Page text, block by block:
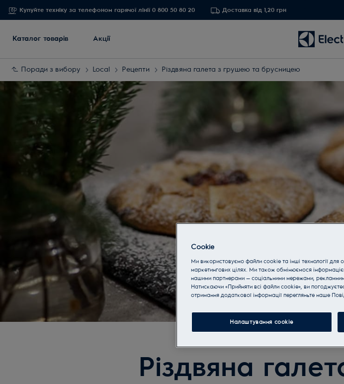
Купуйте техніку за телефоном гарячої лінії 0 800 50 80 20 Доставка від 1,20 грн
Каталог товарів Акції
Поради з вибору Local Рецепти Різдвяна галета з грушею та брусницею
Різдвяна
Cookie
Ми використовуємо файли cookie та інші технології для
маркетингових цілях. Ми також обмінюємося
нашими партнерами — соціальними мережами,
Натискаючи «Прийняти всі файли cookie», ви
отримання додаткової інформації перегляньте наше
Налаштування cookie